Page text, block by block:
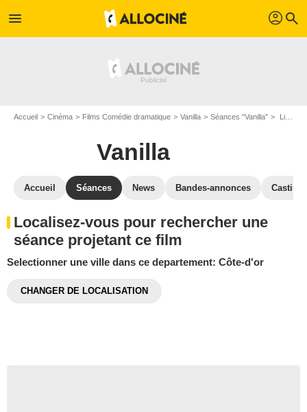
menu profil search
Accueil Cinéma Films Comédie dramatique Vanilla Séances "Vanilla" Lieux projetant le film Vanilla: Côte-d'or
Vanilla
Accueil Séances News Bandes-annonces Casting
Localisez-vous pour rechercher une
séance projetant ce film
Selectionner une ville dans ce departement: Côte-d'or
CHANGER DE LOCALISATION